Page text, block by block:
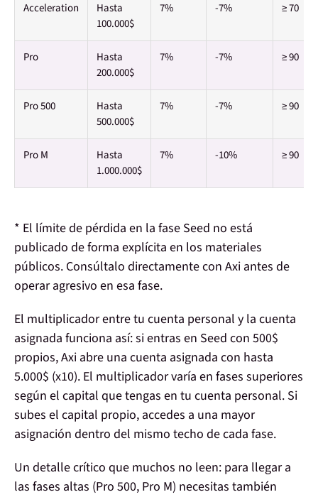
Acceleration
Hasta
100.000$
7% -7% ≥ 70
Pro
Hasta
200.000$
7% -7% ≥ 90
Pro 500
Hasta
500.000$
7% -7% ≥ 90
Pro M
Hasta
1.000.000$
7% -10% ≥ 90
* El límite de pérdida en la fase Seed no está
publicado de forma explícita en los materiales
públicos. Consúltalo directamente con Axi antes de
operar agresivo en esa fase.
El multiplicador entre tu cuenta personal y la cuenta
asignada funciona así: si entras en Seed con 500$
propios, Axi abre una cuenta asignada con hasta
5.000$ (x10). El multiplicador varía en fases superiores
según el capital que tengas en tu cuenta personal. Si
subes el capital propio, accedes a una mayor
asignación dentro del mismo techo de cada fase.
Un detalle crítico que muchos no leen: para llegar a
las fases altas (Pro 500, Pro M) necesitas también